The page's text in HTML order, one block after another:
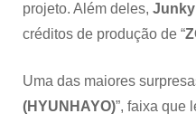
projeto. Além deles,
créditos de produção de “
Uma das maiores
(HYUNHAYO)”, faixa que